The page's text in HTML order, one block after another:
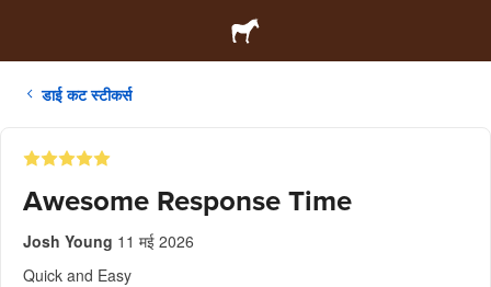
डाई कट स्टीकर्स
Awesome Response Time
Josh Young 11 मई 2026
Quick and Easy